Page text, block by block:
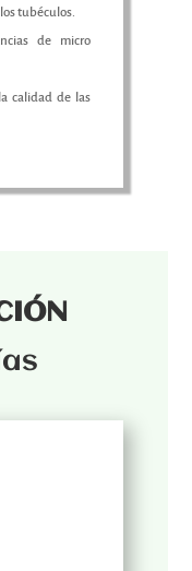
tubéculos.
de micro
calidad de las